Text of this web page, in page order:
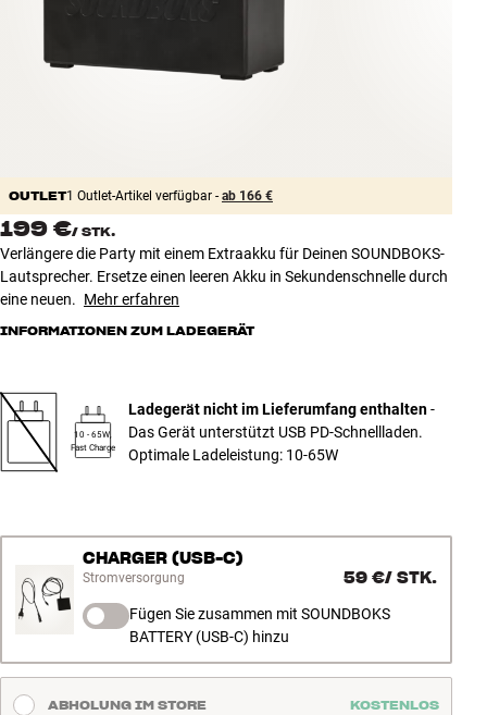
Zubehör
INSPIRATION
ANGEBOTE
Store Finden
Anmelden
OUTLET1 Outlet-Artikel verfügbar - ab 166 €
199 €/ STK.
Verlängere die Party mit einem Extraakku für Deinen SOUNDBOKS-
Lautsprecher. Ersetze einen leeren Akku in Sekundenschnelle durch
eine neuen. Mehr erfahren
INFORMATIONEN ZUM LADEGERÄT
10 - 65W,
Fast Charge
Ladegerät nicht im Lieferumfang enthalten-
Das Gerät unterstützt USB PD-Schnellladen.
Optimale Ladeleistung: 10-65W
CHARGER (USB-C)
Stromversorgung 59 €/ STK.
Fügen Sie zusammen mit SOUNDBOKS
BATTERY (USB-C) hinzu
ABHOLUNG IM STORE KOSTENLOS